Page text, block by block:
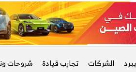
الشركات تجارب قيادة شروحات